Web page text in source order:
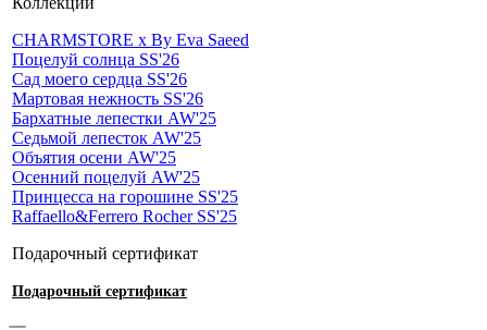
CHARMSTORE х By Eva Saeed
Поцелуй солнца SS'26
Сад моего сердца SS'26
Мартовая нежность SS'26
Бархатные лепестки AW'25
Седьмой лепесток AW'25
Объятия осени AW'25
Осенний поцелуй AW'25
Принцесса на горошине SS'25
Raffaello&Ferrero Rocher SS'25
Подарочный сертификат
Подарочный сертификат